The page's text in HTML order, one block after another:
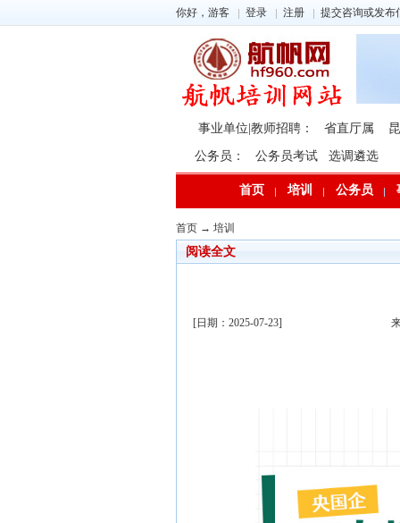
你好，游客 登录 注册 提交咨询或发布
事业单位|教师招聘： 省直厅属
公务员： 公务员考试 选调遴选
首页 培训 公务员
首页 → 培训
阅读全文
[日期：2025-07-23]